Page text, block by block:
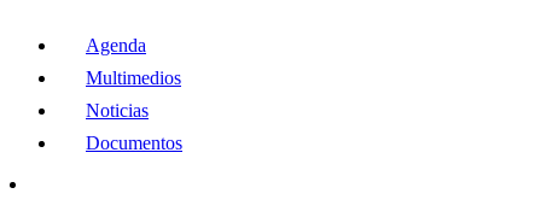
Agenda
Multimedios
Noticias
Documentos